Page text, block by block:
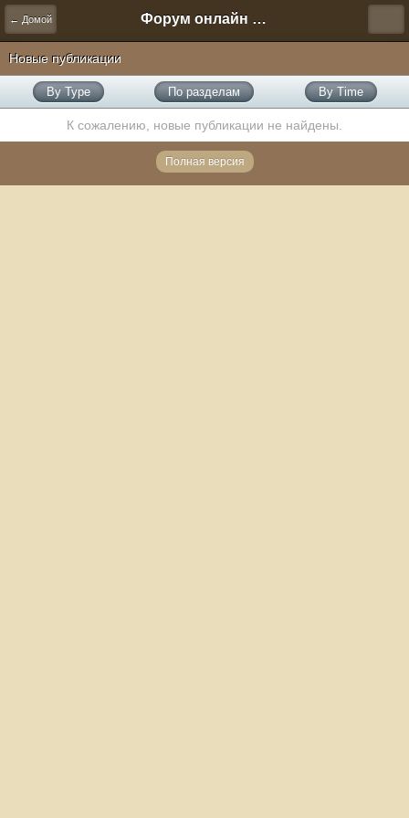
← Домой Форум онлайн игры "Новая Эра" (Нюра Биз)
Новые публикации
By Type По разделам By Time
К сожалению, новые публикации не найдены.
Полная версия